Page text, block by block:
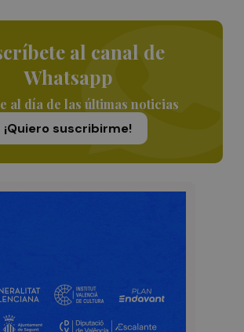
al canal de
Whatsapp
al día de las últimas noticias
¡Quiero suscribirme!